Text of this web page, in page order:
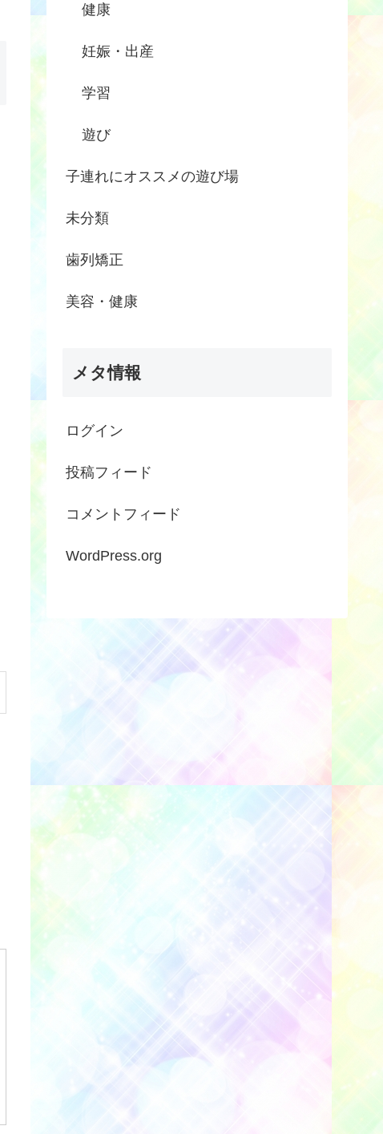
健康
妊娠・出産
学習
遊び
子連れにオススメの遊び場
未分類
歯列矯正
美容・健康
メタ情報
ログイン
投稿フィード
コメントフィード
WordPress.org